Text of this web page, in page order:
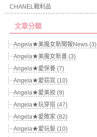
CHANEL戰利品
文章分類
Angela★美魔女新聞報News (3)
Angela★美魔女新書 (3)
Angela★愛保養 (7)
Angela★愛窈窕 (10)
Angela★愛美妝 (9)
Angela★玩穿搭 (47)
Angela★愛敗家 (82)
Angela★愛玩髮 (10)